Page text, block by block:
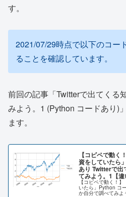
す。
2021/07/29時点で以下のコー
ることを確認しています。
前回の記事「Twitterで出てくる
みよう。1 (Python コードあり)
ます。
【コピペで動く
資をしていたら
あり Twitterで出
てみよう。1【違
【コピペで動く！
いたら」Python コ
か自分で調べてみ